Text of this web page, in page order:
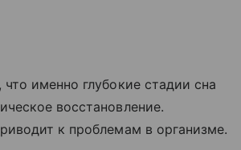
именно глубокие стадии сна
восстановление.
к проблемам в организме.